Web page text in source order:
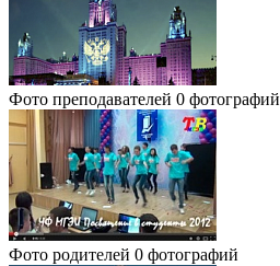
Фото преподавателей 0 фотографий
Фото родителей 0 фотографий